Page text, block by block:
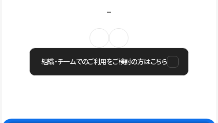
組織・チームでのご利用をご検討の方はこちら